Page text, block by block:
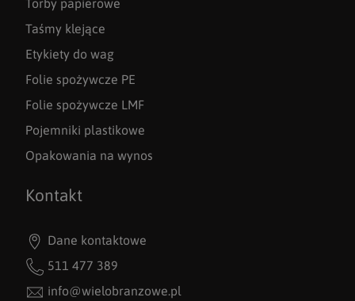
Torby papierowe
Taśmy klejące
Etykiety do wag
Folie spożywcze PE
Folie spożywcze LMF
Pojemniki plastikowe
Opakowania na wynos
Kontakt
Dane kontaktowe
511 477 389
info@wielobranzowe.pl